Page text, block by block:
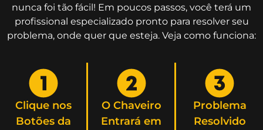
nunca foi tão fácil! Em poucos passos, você terá um
profissional especializado pronto para resolver seu
problema, onde quer que esteja. Veja como funciona:
Clique nos
Botões da
O Chaveiro
Entrará em
Problema
Resolvido